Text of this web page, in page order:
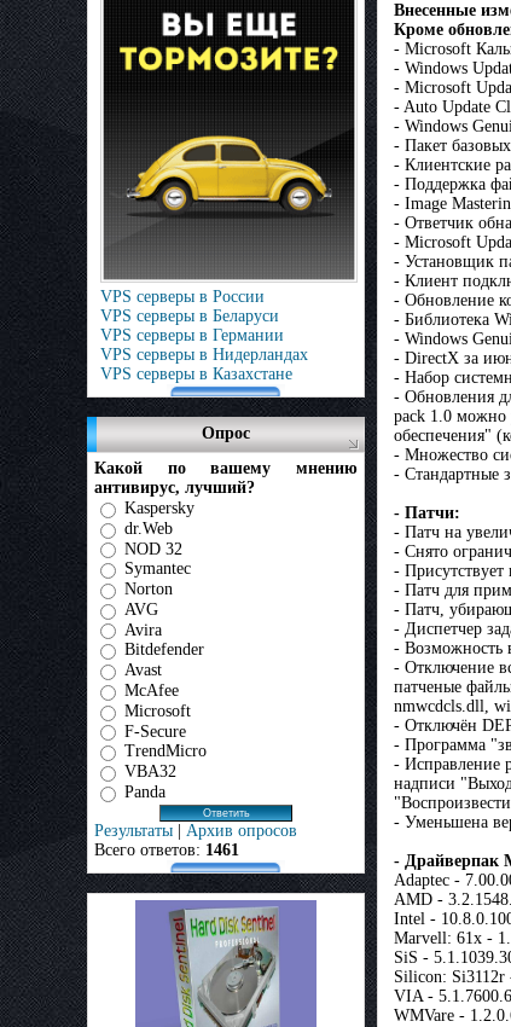
VPS серверы в России
VPS серверы в Беларуси
VPS серверы в Германии
VPS серверы в Нидерландах
VPS серверы в Казахстане
Опрос
Какой по вашему мнению
антивирус, лучший?
Kaspersky
dr.Web
NOD 32
Symantec
Norton
AVG
Avira
Bitdefender
Avast
McAfee
Microsoft
F-Secure
TrendMicro
VBA32
Panda
Результаты | Архив опросов
Всего ответов: 1461
Внесенные
Кроме
- Microsoft
- Windows
- Microsoft
- Auto Update
- Windows
- Пакет
- Клиентские
- Поддержка
- Image
- Ответчик
- Microsoft
- Установщик
- Клиент
- Обновление
- Библиотека
- Windows
- DirectX за
- Набор
- Обновления
pack 1.0 можно
обеспечения"
- Множество
- Стандартные
- Патчи:
- Патч на
- Снято
-
- Патч для
- Патч,
- Диспетчер
- Возможность
- Отключение
патченые
nmwcdcls.dll,
- Отключён
- Программа
- Исправление
надписи
- Уменьшена
- Драйверпак
Adaptec -
AMD -
Intel -
Marvell: 61x -
SiS -
Silicon: Si3112r
VIA -
WMVare -